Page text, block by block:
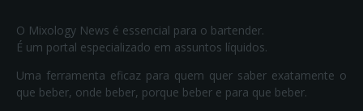
O Mixology News é essencial para o bartender.
É um portal especializado em assuntos líquidos.
Uma ferramenta eficaz para quem quer saber exatamente o
que beber, onde beber, porque beber e para que beber.